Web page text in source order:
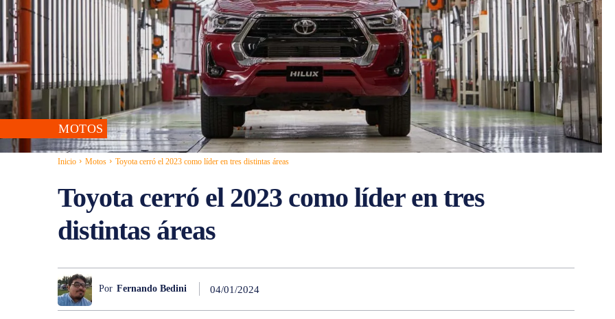
MOTOS
Inicio Motos Toyota cerró el 2023 como líder en tres distintas áreas
Toyota cerró el 2023 como líder en tres
distintas áreas
Por Fernando Bedini 04/01/2024